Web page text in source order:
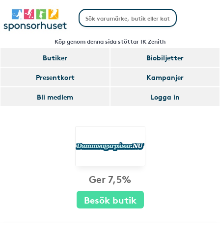
Köp genom denna sida stöttar IK Zenith
Butiker
Biobiljetter
Presentkort
Kampanjer
Bli medlem
Logga in
Ger 7,5%
Besök butik